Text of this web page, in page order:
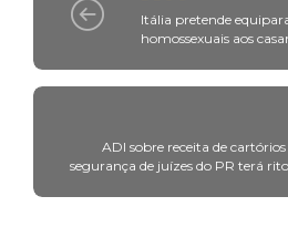
Itália pretende
homossexuais aos
ADI sobre receita de
segurança de juízes do PR terá